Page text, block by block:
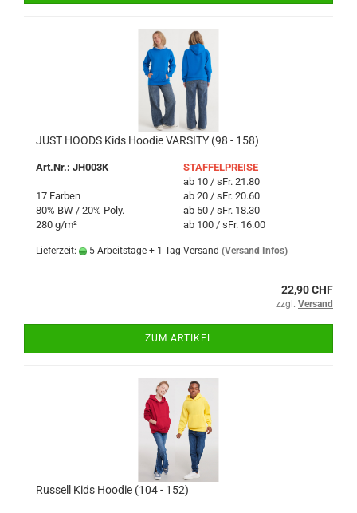
JUST HOODS Kids Hoodie VARSITY (98 - 158)
Art.Nr.: JH003K
STAFFELPREISE
ab 10 / sFr. 21.80
17 Farben
ab 20 / sFr. 20.60
80% BW / 20% Poly.
ab 50 / sFr. 18.30
280 g/m²
ab 100 / sFr. 16.00
Lieferzeit: 5 Arbeitstage + 1 Tag Versand (Versand Infos)
22,90 CHF
zzgl. Versand
ZUM ARTIKEL
Russell Kids Hoodie (104 - 152)